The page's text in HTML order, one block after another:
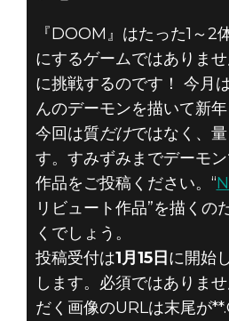
「大量の
ン」です
『DOOM』はたった1～2
にするゲームではありま
に挑戦するのです！ 今月
んのデーモンを描いて新年
今回は質だけではなく、
す。すみずみまでデーモ
作品をご投稿ください。“
リビュート作品”を描くの
くでしょう。
投稿受付は1月15日 に開始し
します。必須ではありま
だく画像のURLは末尾が